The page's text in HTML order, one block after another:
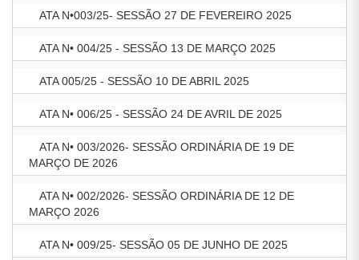
ATA N•003/25- SESSÃO 27 DE FEVEREIRO 2025
ATA N• 004/25 - SESSÃO 13 DE MARÇO 2025
ATA 005/25 - SESSÃO 10 DE ABRIL 2025
ATA N• 006/25 - SESSÃO 24 DE AVRIL DE 2025
ATA N• 003/2026- SESSÃO ORDINÁRIA DE 19 DE
MARÇO DE 2026
ATA N• 002/2026- SESSÃO ORDINÁRIA DE 12 DE
MARÇO 2026
ATA N• 009/25- SESSÃO 05 DE JUNHO DE 2025